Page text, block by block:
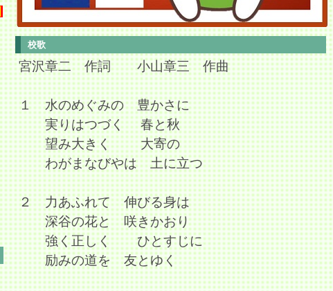
校歌
宮沢章二 作詞 小山章三 作曲
１ 水のめぐみの 豊かさに
実りはつづく 春と秋
望み大きく 大寄の
わがまなびやは 土に立つ
２ 力あふれて 伸びる身は
深谷の花と 咲きかおり
強く正しく ひとすじに
励みの道を 友とゆく